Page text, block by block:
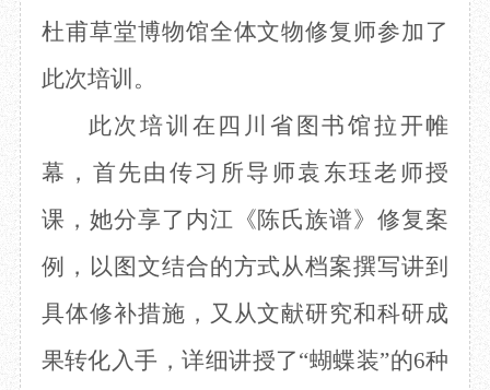
IP授权
草堂艺术中心
柴门
工部祠
少陵草堂碑亭
唐代遗址
草堂影壁
大雅堂
草堂书院
杜甫草堂博物馆全体文物修复师参加了
此次培训。
此次培训在四川省图书馆拉开帷
幕，首先由传习所导师袁东珏老师授
课，她分享了内江《陈氏族谱》修复案
例，以图文结合的方式从档案撰写讲到
具体修补措施，又从文献研究和科研成
果转化入手，详细讲授了“蝴蝶装”的6种